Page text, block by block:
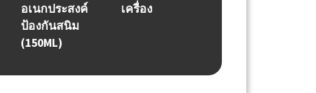
อเนกประสงค์
ป้องกันสนิม
(150ML)
เครื่อง